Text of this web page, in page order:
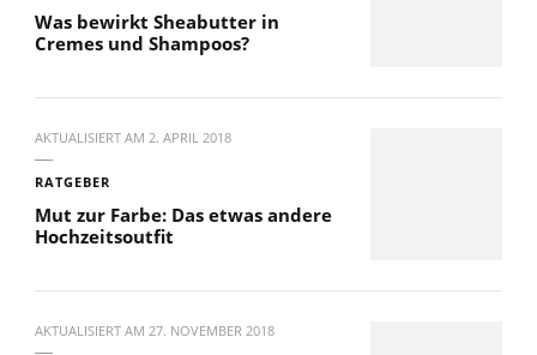
Was bewirkt Sheabutter in
Cremes und Shampoos?
AKTUALISIERT AM 2. APRIL 2018
RATGEBER
Mut zur Farbe: Das etwas andere
Hochzeitsoutfit
AKTUALISIERT AM 27. NOVEMBER 2018